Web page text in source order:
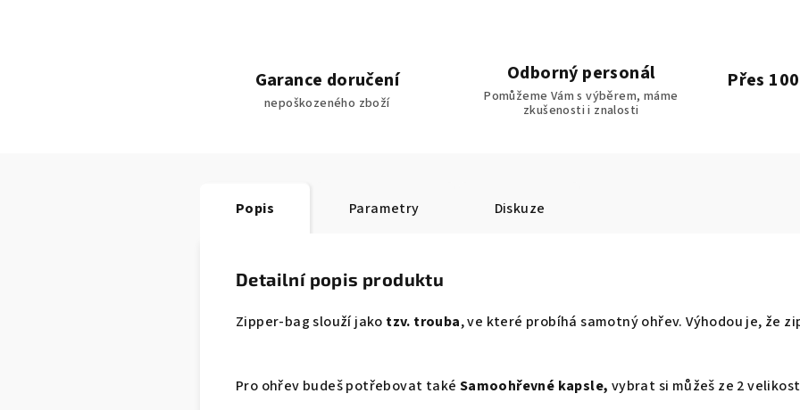
Garance doručení
nepoškozeného zboží
Odborný personál
Pomůžeme Vám s výběrem, máme
zkušenosti i znalosti
Přes
Popis Parametry Diskuze
Detailní popis produktu
Zipper-bag slouží jako tzv. trouba, ve které probíhá samotný ohřev. Výhodou je, že
Pro ohřev budeš potřebovat také Samoohřevné kapsle, vybrat si můžeš ze 2